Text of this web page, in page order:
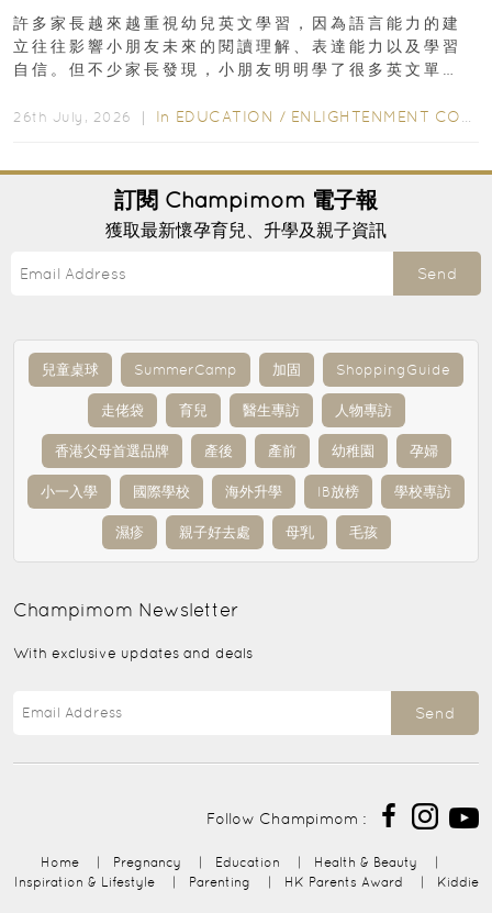
許多家長越來越重視幼兒英文學習，因為語言能力的建
立往往影響小朋友未來的閱讀理解、表達能力以及學習
自信。但不少家長發現，小朋友明明學了很多英文單
26th July, 2026 ｜ In EDUCATION / ENLIGHTENMENT CORNER
訂閱 Champimom 電子報
獲取最新懷孕育兒、升學及親子資訊
Send
兒童桌球 SummerCamp 加固 ShoppingGuide
走佬袋 育兒 醫生專訪 人物專訪
香港父母首選品牌 產後 產前 幼稚園 孕婦
小一入學 國際學校 海外升學 IB放榜 學校專訪
濕疹 親子好去處 母乳 毛孩
Champimom Newsletter
With exclusive updates and deals
Send
Follow Champimom :
Home Pregnancy Education Health & Beauty
Inspiration & Lifestyle
Parenting HK Parents Award Kiddie